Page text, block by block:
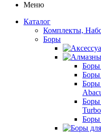
Меню
Каталог
Комплекты,
Боры
Боры
Боры
Боры
Боры
Turbo
Боры